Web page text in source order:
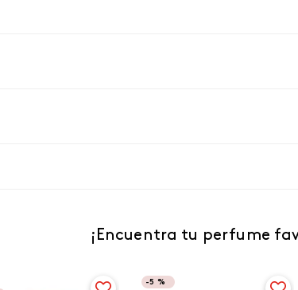
¡Encuentra tu perfume
-5 %